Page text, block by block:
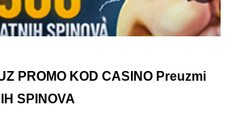
PROMO KOD CASINO Preuzmi
SPINOVA